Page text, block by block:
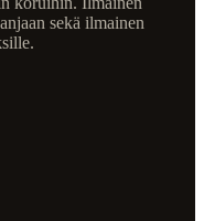
sekä ilmainen